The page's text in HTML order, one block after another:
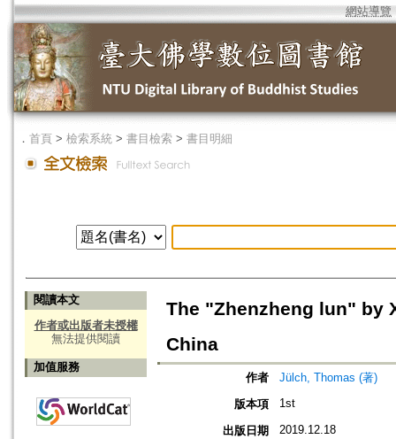
網站導覽
． 首頁 > 檢索系統 > 書目檢索 > 書目明細
閱讀本文
作者或出版者未授權
無法提供閱讀
加值服務
The "Zhenzheng lun" by
China
作者
Jülch, Thomas (著)
版本項
1st
出版日期 2019.12.18